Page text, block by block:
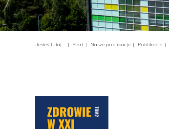
Jesteś tutaj: Start Nasze publikacje Publikacje